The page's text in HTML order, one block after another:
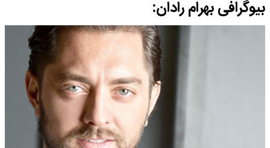
بیوگرافی بهرام رادان: